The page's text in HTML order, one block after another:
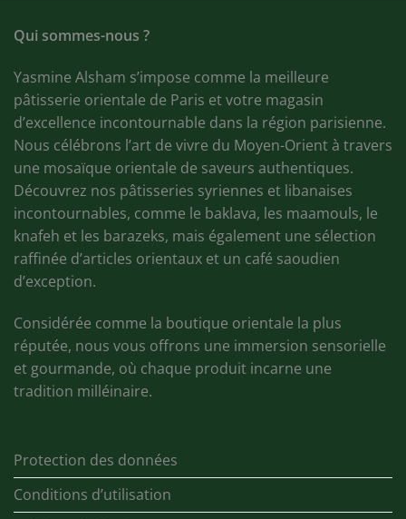
Qui sommes-nous ?
Yasmine Alsham s’impose comme la meilleure
pâtisserie orientale de Paris et votre magasin
d’excellence incontournable dans la région parisienne.
Nous célébrons l’art de vivre du Moyen-Orient à travers
une mosaïque orientale de saveurs authentiques.
Découvrez nos pâtisseries syriennes et libanaises
incontournables, comme le baklava, les maamouls, le
knafeh et les barazeks, mais également une sélection
raffinée d’articles orientaux et un café saoudien
d’exception.
Considérée comme la boutique orientale la plus
réputée, nous vous offrons une immersion sensorielle
et gourmande, où chaque produit incarne une
tradition milléinaire.
Protection des données
Conditions d’utilisation